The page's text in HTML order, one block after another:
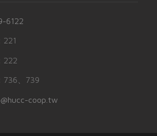
6122
221
222
736、739
coop.tw